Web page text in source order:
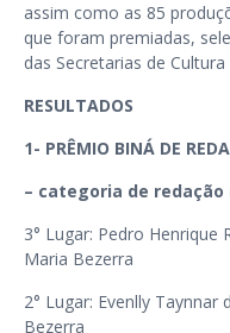
assim como as 85
que foram premiadas,
das Secretarias de Cultura
RESULTADOS
1- PRÊMIO BINÁ DE
– categoria de redação
3° Lugar: Pedro Henrique
Maria Bezerra
2° Lugar: Evenlly Taynnar
Bezerra